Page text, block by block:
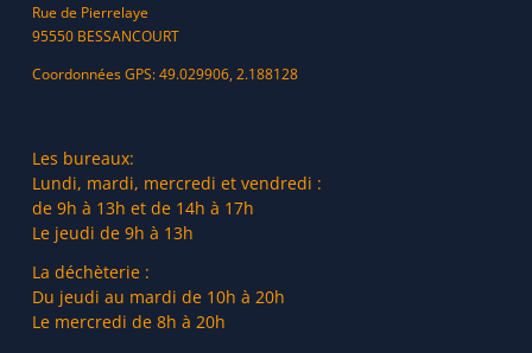
Rue de Pierrelaye
95550 BESSANCOURT
Coordonnées GPS: 49.029906, 2.188128
Les bureaux:
Lundi, mardi, mercredi et vendredi :
de 9h à 13h et de 14h à 17h
Le jeudi de 9h à 13h
La déchèterie :
Du jeudi au mardi de 10h à 20h
Le mercredi de 8h à 20h